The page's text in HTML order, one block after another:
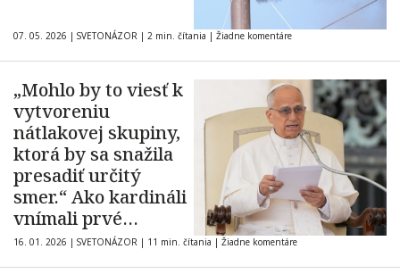
07. 05. 2026 | SVETONÁZOR | 2 min. čítania | Žiadne komentáre
„Mohlo by to viesť k
vytvoreniu
nátlakovej skupiny,
ktorá by sa snažila
presadiť určitý
smer.“ Ako kardináli
vnímali prvé
zasadnutie pápeža
Leva XIV.
16. 01. 2026 | SVETONÁZOR | 11 min. čítania | Žiadne komentáre